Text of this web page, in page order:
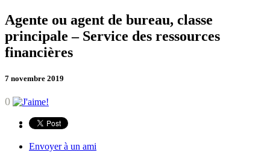
Agente ou agent de bureau, classe
principale – Service des ressources
financières
7 novembre 2019
0
Envoyer à un ami